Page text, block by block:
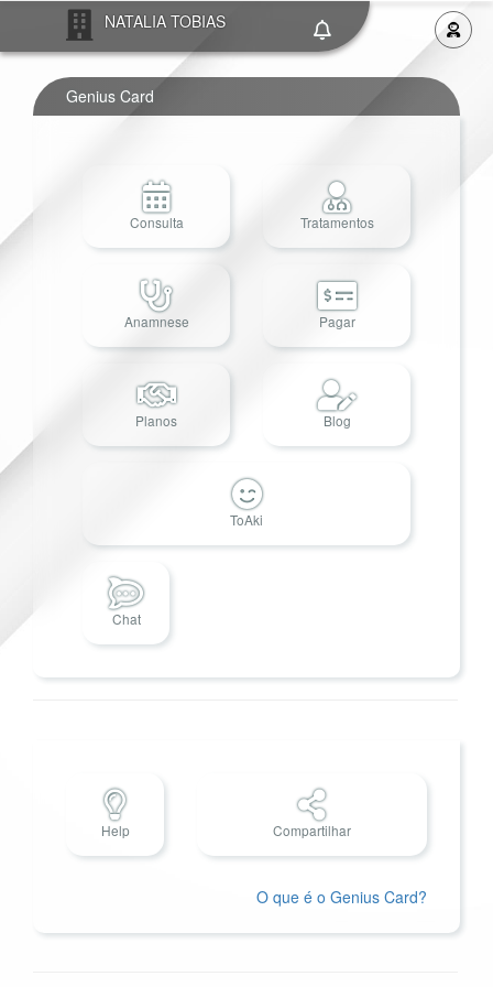
NATALIA TOBIAS
Genius Card
Consulta Tratamentos
Anamnese Pagar
Planos Blog
ToAki
Chat
Compartilhar
Help
O que é o Genius Card?